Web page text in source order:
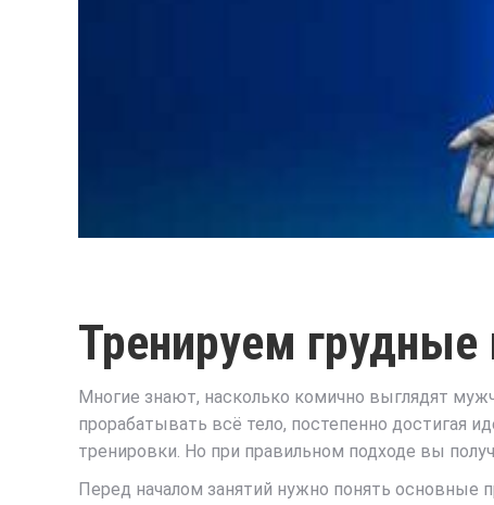
Тренируем
Многие знают, насколько комично выглядят
прорабатывать всё тело, постепенно достигая
тренировки. Но при правильном подходе вы
Перед началом занятий нужно понять основные